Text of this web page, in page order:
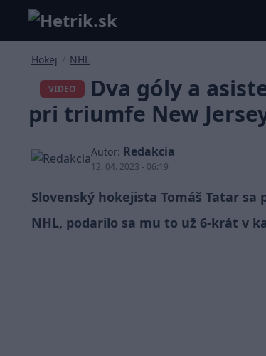
Hokej / NHL
VIDEO
Dva góly a
pri triumfe New
Autor: Redakcia
12. 04. 2023 - 06:19
Slovenský hokejista Tomáš Tatar
NHL, podarilo sa mu to už 6-krát v